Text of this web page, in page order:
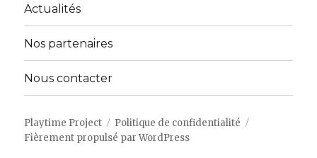
Actualités
Nos partenaires
Nous contacter
Playtime Project
Politique de confidentialité
Fièrement propulsé par WordPress